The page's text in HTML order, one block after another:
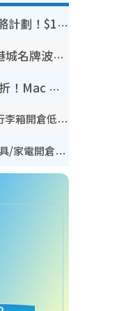
港大推賽馬會強化骨骼計劃！$100骨質密度X光檢查 完成免費運動訓練送超市禮券！附參加資格
開倉優惠 | 尖沙咀海港城名牌波鞋開倉低至1折！On鞋$899起／Joy&Peace鞋履$98起
豐澤優惠勁減低至44折！Mac mini/iPhone17Pro大減價！廚房家電$220起
開倉優惠｜尖沙咀名牌行李箱開倉低至4折！一連5日 American Tourister/ace./Hallmark $200起！
廚具開倉｜特福Tefal廚具/家電開倉低至3折！$220起買平底鍋/炒鑊/湯煲！電飯煲/吸塵機/燙斗$418起